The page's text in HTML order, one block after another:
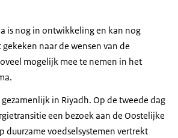
is nog in ontwikkeling en kan nog
naar de wensen van de
mogelijk mee te nemen in het
in Riyadh. Op de tweede dag
een bezoek aan de Oostelijke
duurzame voedselsystemen vertrekt